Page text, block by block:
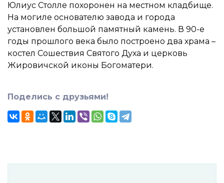
Юлиус Столле похоронен на местном кладбище.
На могиле основателю завода и города
установлен большой памятный камень. В 90-е
годы прошлого века было построено два храма –
костел Сошествия Святого Духа и церковь
Жировичской иконы Богоматери.
Поделись с друзьями!